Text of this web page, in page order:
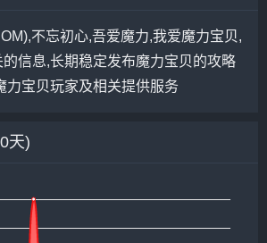
不忘初心,吾爱魔力,我爱魔力宝贝,
信息,长期稳定发布魔力宝贝的攻略
力宝贝玩家及相关提供服务
天)